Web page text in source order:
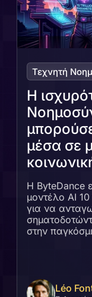
Τεχνητή
Η
μέσα σε
Η ByteDance
μοντέλο AI
για να
στην
Léo